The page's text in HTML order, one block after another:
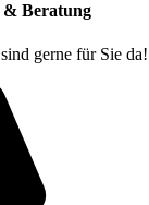
& Beratung
gerne für Sie da!